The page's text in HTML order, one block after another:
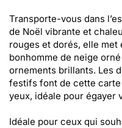
Transporte-vous dans
de Noël vibrante et
rouges et dorés, elle met
bonhomme de neige
ornements brillants. Les
festifs font de cette
yeux, idéale pour égayer
Idéale pour ceux qui